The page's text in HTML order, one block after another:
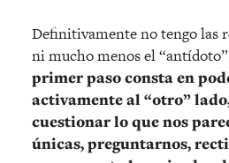
Definitivamente no tengo las
ni mucho menos el
primer paso consta en
activamente al “otro”
cuestionar lo que nos
únicas, preguntarnos,